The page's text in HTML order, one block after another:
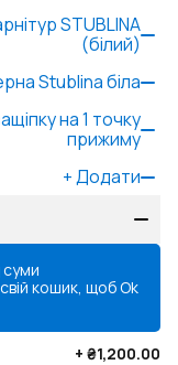
STUBLINA
(білий)
Stublina біла
на 1 точку
прижиму
+Додати
суми
кошик, щобOk
+ ₴1,200.00